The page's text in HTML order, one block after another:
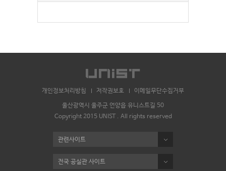
개인정보처리방침 저작권보호 이메일무단수집거부
울산광역시 울주군 언양읍 유니스트길 50
Copyright 2015 UNIST . All rights reserved
관련사이트
전국 공실관 사이트